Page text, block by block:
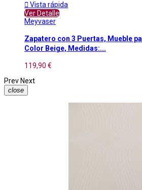
 Vista rápida
Ver Detalle
Meyvaser
Zapatero con 3 Puertas, Mueble
Color Beige, Medidas:...
119,90 €
Prev Next
close